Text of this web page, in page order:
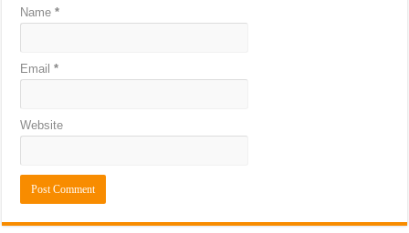
Name*
Email*
Website